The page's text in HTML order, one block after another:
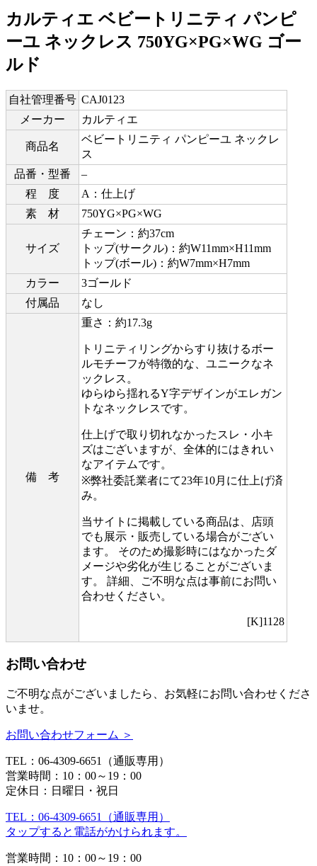
カルティエ ベビートリニティ パンピ
ーユ ネックレス 750YG×PG×WG ゴー
ルド
自社管理番号 CAJ0123
メーカー
カルティエ
商品名
ベビートリニティ パンピーユ ネックレ
ス
品番・型番
–
程 度
A：仕上げ
素 材
750YG×PG×WG
サイズ
チェーン：約37cm
トップ(サークル)：約W11mm×H11mm
トップ(ボール)：約W7mm×H7mm
カラー
3ゴールド
付属品
なし
備 考
重さ：約17.3g
トリニティリングからすり抜けるボー
ルモチーフが特徴的な、ユニークなネ
ックレス。
ゆらゆら揺れるY字デザインがエレガン
トなネックレスです。
仕上げで取り切れなかったスレ・小キ
ズはございますが、全体的にはきれい
なアイテムです。
※弊社委託業者にて23年10月に仕上げ済
み。
当サイトに掲載している商品は、店頭
でも展示・販売している場合がござい
ます。 そのため撮影時にはなかったダ
メージや劣化が生じることがございま
す。 詳細、ご不明な点は事前にお問い
合わせください。
[K]1128
お問い合わせ
ご不明な点がございましたら、お気軽にお問い合わせくださ
いませ。
お問い合わせフォーム ＞
TEL：06-4309-6651（通販専用）
営業時間：10：00～19：00
定休日：日曜日・祝日
TEL：06-4309-6651（通販専用）
タップすると電話がかけられます。
営業時間：10：00～19：00